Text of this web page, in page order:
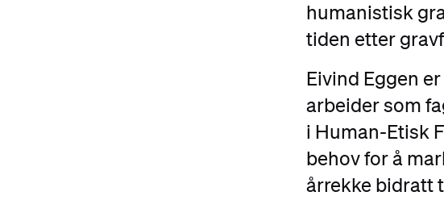
humanistisk
tiden etter
Eivind Eggen
arbeider som
i Human-Etisk
behov for å
årrekke bidratt